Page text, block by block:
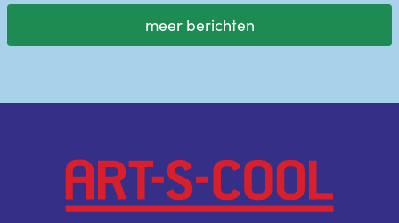
meer berichten